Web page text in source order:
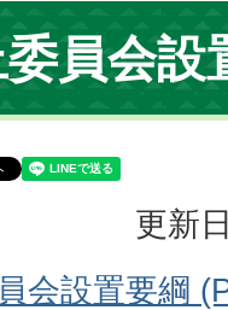
員会設
更新
会設置要綱